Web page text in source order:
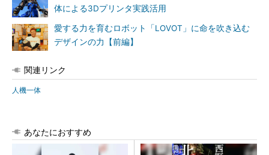
体による3Dプリンタ実践活用
愛する力を育むロボット「LOVOT」に命を吹き込む
デザインの力【前編】
関連リンク
人機一体
あなたにおすすめ